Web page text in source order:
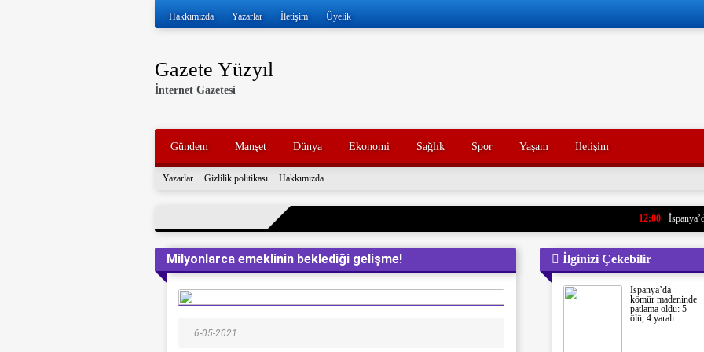
Hakkımızda Yazarlar İletişim Üyelik
Gazete Yüzyıl
İnternet Gazetesi
Gündem Manşet Dünya Ekonomi Sağlık Spor Yaşam İletişim
Yazarlar Gizlilik politikası Hakkımızda
12:00 İspanya’da
Milyonlarca emeklinin beklediği gelişme!
6-05-2021
İlginizi Çekebilir
İspanya’da
kömür madeninde
patlama oldu: 5
ölü, 4 yaralı